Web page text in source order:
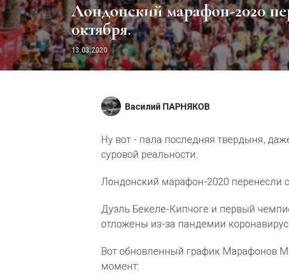
Лондонский марафон-2020 перенесли на 4
октября.
13.03.2020
Василий ПАРНЯКОВ
Ну вот - пала последняя твердыня,
суровой реальности.
Лондонский марафон-2020 перенесли
Дуэль Бекеле-Кипчоге и первый
отложены из-за пандемии
Вот обновленный график Марафонов
момент: